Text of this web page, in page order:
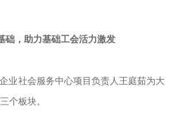
础，助力基础工会活力激发
业社会服务中心项目负责人王庭茹为大
个板块。